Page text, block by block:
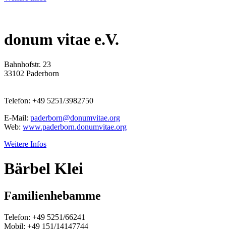
donum vitae e.V.
Bahnhofstr. 23
33102 Paderborn
Telefon: +49 5251/3982750
E-Mail: paderborn@donumvitae.org
Web: www.paderborn.donumvitae.org
Weitere Infos
Bärbel Klei
Familienhebamme
Telefon: +49 5251/66241
Mobil: +49 151/14147744